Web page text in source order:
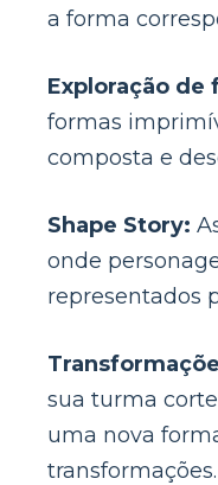
a forma
Exploração de
formas
composta e
Shape Story:
onde
representados
sua turma
uma nova
transformações.